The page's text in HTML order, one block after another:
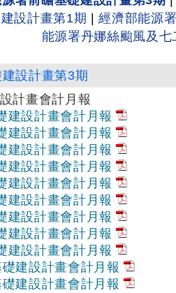
設計畫第1期
|經濟部能源署
能源署丹娜絲颱風及
設計畫第3期
計畫會計月報
建設計畫會計月報
建設計畫會計月報
建設計畫會計月報
建設計畫會計月報
建設計畫會計月報
建設計畫會計月報
建設計畫會計月報
建設計畫會計月報
建設計畫會計月報
建設計畫會計月報
建設計畫會計月報